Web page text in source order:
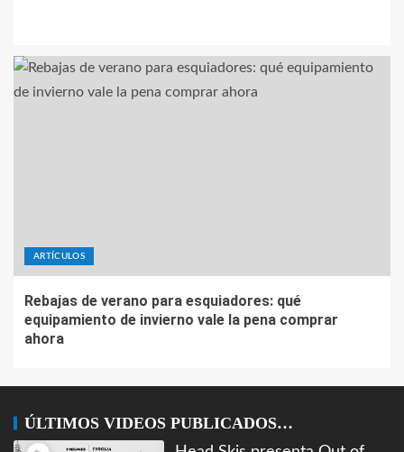
ARTÍCULOS
Rebajas de verano para esquiadores: qué
equipamiento de invierno vale la pena comprar
ahora
ÚLTIMOS VIDEOS PUBLICADOS…